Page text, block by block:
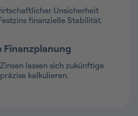
Unsicherheit
finanzielle Stabilität.
Finanzplanung
lassen sich zukünftige
kalkulieren.